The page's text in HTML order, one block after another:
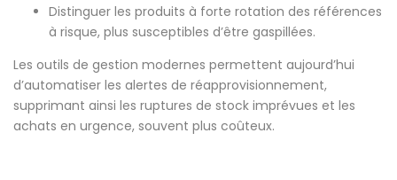
Distinguer les produits à forte rotation des références
à risque, plus susceptibles d’être gaspillées.
Les outils de gestion modernes permettent aujourd’hui
d’automatiser les alertes de réapprovisionnement,
supprimant ainsi les ruptures de stock imprévues et les
achats en urgence, souvent plus coûteux.